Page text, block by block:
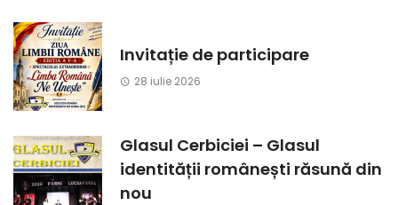
Invitație de participare
28 iulie 2026
Glasul Cerbiciei – Glasul
identității românești răsună din
nou